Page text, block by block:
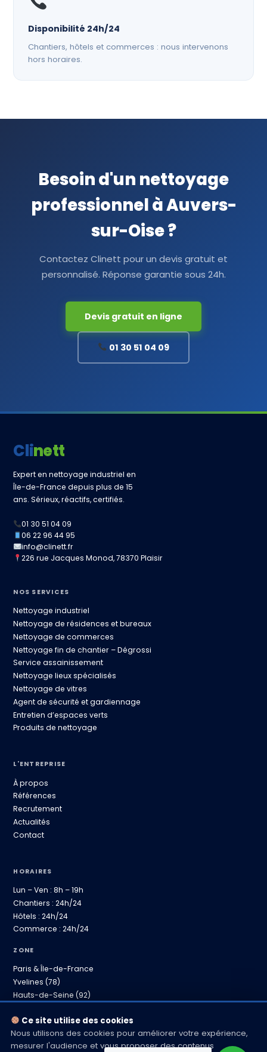
Disponibilité 24h/24
Chantiers, hôtels et commerces : nous intervenons
hors horaires.
Besoin d'un nettoyage
professionnel à Auvers-
sur-Oise ?
Contactez Clinett pour un devis gratuit et
personnalisé. Réponse garantie sous 24h.
Devis gratuit en ligne
01 30 51 04 09
Clinett
Expert en nettoyage industriel en
Île-de-France depuis plus de 15
ans. Sérieux, réactifs, certifiés.
01 30 51 04 09
06 22 96 44 95
info@clinett.fr
226 rue Jacques Monod, 78370 Plaisir
NOS SERVICES
Nettoyage industriel
Nettoyage de résidences et bureaux
Nettoyage de commerces
Nettoyage fin de chantier – Dégrossi
Service assainissement
Nettoyage lieux spécialisés
Nettoyage de vitres
Agent de sécurité et gardiennage
Entretien d’espaces verts
Produits de nettoyage
L'ENTREPRISE
À propos
Références
Recrutement
Actualités
Contact
HORAIRES
Lun – Ven : 8h – 19h
Chantiers : 24h/24
Hôtels : 24h/24
Commerce : 24h/24
ZONE
Paris & Île-de-France
Yvelines (78)
Hauts-de-Seine (92)
Ce site utilise des cookies
Nous utilisons des cookies pour améliorer votre expérience,
mesurer l'audience et vous proposer des contenus